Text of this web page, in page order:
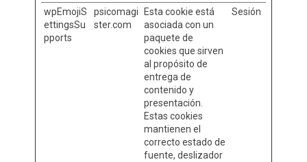
wpEmojiS
ettingsSu
pports
psicomagi
ster.com
Esta cookie está
asociada con un
paquete de
cookies que sirven
al propósito de
entrega de
contenido y
presentación.
Estas cookies
mantienen el
correcto estado de
fuente, deslizador
Sesión